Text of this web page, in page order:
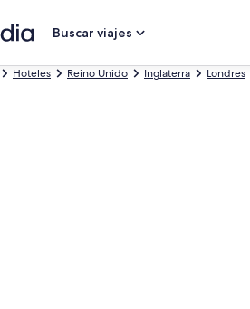
Buscar viajes
Hoteles Reino Unido Inglaterra Londres